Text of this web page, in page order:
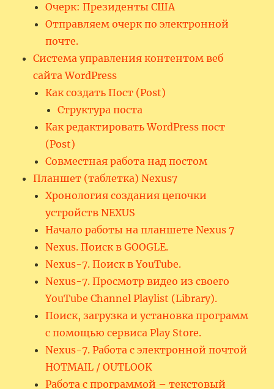
Очерк: Президенты США
Отправляем очерк по электронной
почте.
Система управления контентом веб
сайта WordPress
Как создать Пост (Post)
Структура поста
Как редактировать WordPress пост
(Post)
Совместная работа над постом
Планшет (таблетка) Nexus7
Хронология создания цепочки
устройств NEXUS
Начало работы на планшете Nexus 7
Nexus. Поиск в GOOGLE.
Nexus-7. Поиск в YouTube.
Nexus-7. Просмотр видео из своего
YouTube Channel Playlist (Library).
Поиск, загрузка и установка программ
с помощью сервиса Play Store.
Nexus-7. Работа с электронной почтой
HOTMAIL / OUTLOOK
Работа с программой – текстовый